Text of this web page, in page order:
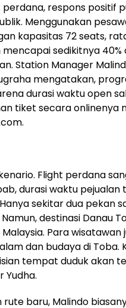
respons positif
Menggunakan
kapasitas 72 seats,
sedikitnya 40%
Station Manager
mengatakan,
durasi waktu open
tiket secara onlinenya
Flight perdana
durasi waktu pejualan
sekitar dua pekan
destinasi Danau
Para wisatawan
dan budaya di Toba.
tempat duduk akan
Yudha.
rute baru, Malindo